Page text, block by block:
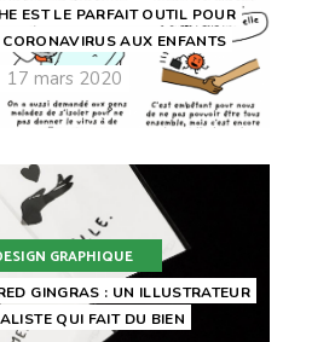
EST LE PARFAIT OUTIL POUR
CORONAVIRUS AUX ENFANTS
17 mars 2020
GRAPHIQUE
GINGRAS : UN ILLUSTRATEUR
QUI FAIT DU BIEN